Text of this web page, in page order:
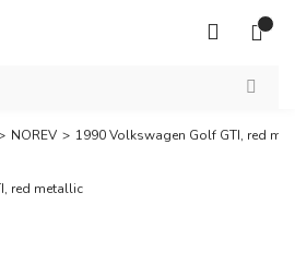
NOREV 1990 Volkswagen Golf GTI, red